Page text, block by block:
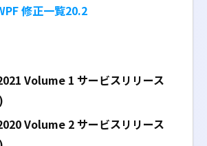
修正一覧20.2
Volume 1 サービスリリース
Volume 2 サービスリリース